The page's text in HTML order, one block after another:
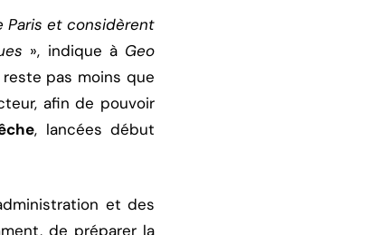
Paris et considèrent
», indique à Geo
pas moins que
afin de pouvoir
, lancées début
et des
de préparer la